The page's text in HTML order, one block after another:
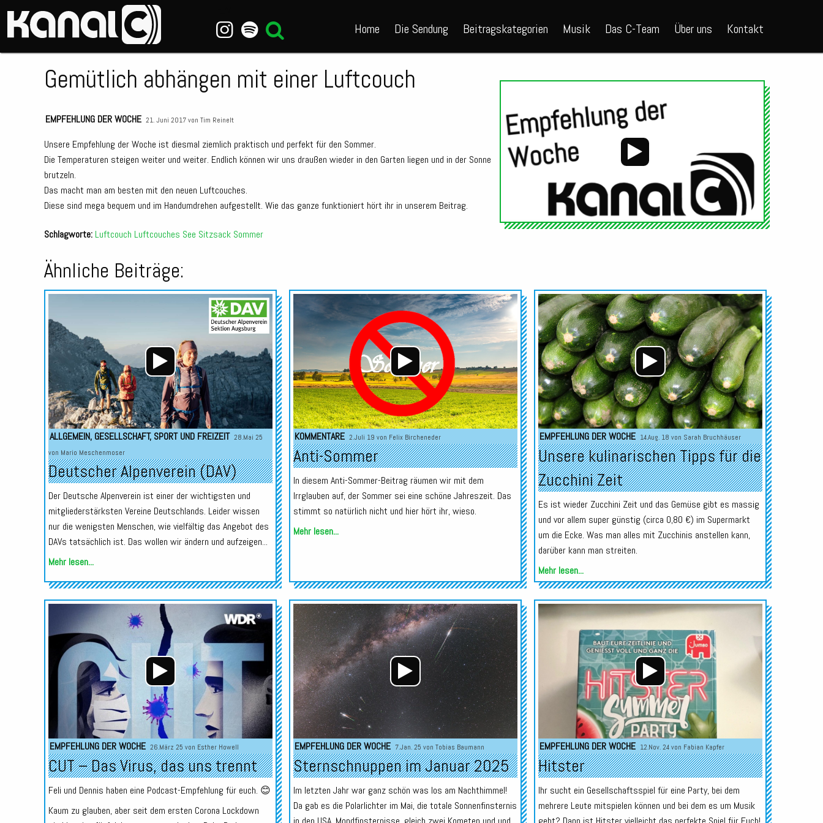
Home Die Sendung Beitragskategorien Musik Das C-Team Über uns Kontakt
Audio-
Player
Gemütlich abhängen mit einer Luftcouch
EMPFEHLUNG DER WOCHE 21. Juni 2017 von Tim Reinelt
Unsere Empfehlung der Woche ist diesmal ziemlich praktisch und perfekt für den Sommer.
Die Temperaturen steigen weiter und weiter. Endlich können wir uns draußen wieder in den Garten liegen und in der Sonne
brutzeln.
Das macht man am besten mit den neuen Luftcouches.
Diese sind mega bequem und im Handumdrehen aufgestellt. Wie das ganze funktioniert hört ihr in unserem Beitrag.
Schlagworte: Luftcouch Luftcouches See Sitzsack Sommer
Ähnliche Beiträge:
Audio-
Player
ALLGEMEIN, GESELLSCHAFT, SPORT UND FREIZEIT 28.Mai 25
von Mario Meschenmoser
Deutscher Alpenverein (DAV)
Der Deutsche Alpenverein ist einer der wichtigsten und
mitgliederstärksten Vereine Deutschlands. Leider wissen
nur die wenigsten Menschen, wie vielfältig das Angebot des
DAVs tatsächlich ist. Das wollen wir ändern und aufzeigen...
Mehr lesen...
Audio-
Player
KOMMENTARE 2.Juli 19 von Felix Bircheneder
Anti-Sommer
In diesem Anti-Sommer-Beitrag räumen wir mit dem
Irrglauben auf, der Sommer sei eine schöne Jahreszeit. Das
stimmt so natürlich nicht und hier hört ihr, wieso.
Mehr lesen...
Audio-
Player
EMPFEHLUNG DER WOCHE 14.Aug. 18 von Sarah Bruchhäuser
Unsere kulinarischen Tipps für die
Zucchini Zeit
Es ist wieder Zucchini Zeit und das Gemüse gibt es massig
und vor allem super günstig (circa 0,80 €) im Supermarkt
um die Ecke. Was man alles mit Zucchinis anstellen kann,
darüber kann man streiten.
Mehr lesen...
Audio-
Player
EMPFEHLUNG DER WOCHE 26.März 25 von Esther Howell
CUT – Das Virus, das uns trennt
Feli und Dennis haben eine Podcast-Empfehlung für euch. 😊
Kaum zu glauben, aber seit dem ersten Corona Lockdown
Audio-
Player
EMPFEHLUNG DER WOCHE 7.Jan. 25 von Tobias Baumann
Sternschnuppen im Januar 2025
Im letzten Jahr war ganz schön was los am Nachthimmel!
Da gab es die Polarlichter im Mai, die totale Sonnenfinsternis
Audio-
Player
EMPFEHLUNG DER WOCHE 12.Nov. 24 von Fabian Kapfer
Hitster
Ihr sucht ein Gesellschaftsspiel für eine Party, bei dem
mehrere Leute mitspielen können und bei dem es um Musik